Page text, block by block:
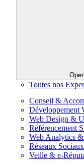
Toutes nos
Conseil &
Développement
Web Design &
Référencement
Web Analytics
Réseaux Sociaux
Veille & e-